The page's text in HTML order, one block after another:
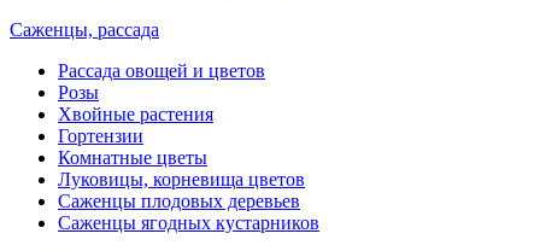
Саженцы, рассада
Рассада овощей и цветов
Розы
Хвойные растения
Гортензии
Комнатные цветы
Луковицы, корневища цветов
Саженцы плодовых деревьев
Саженцы ягодных кустарников